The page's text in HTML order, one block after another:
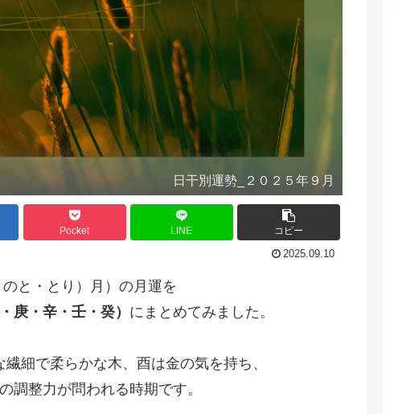
日干別運勢_２０２５年９月
Pocket LINE コピー
2025.09.10
と・とり）月）の月運を
庚・辛・壬・癸） にまとめてみました。
細で柔らかな木、酉は金の気を持ち、
の調整力が問われる時期です。